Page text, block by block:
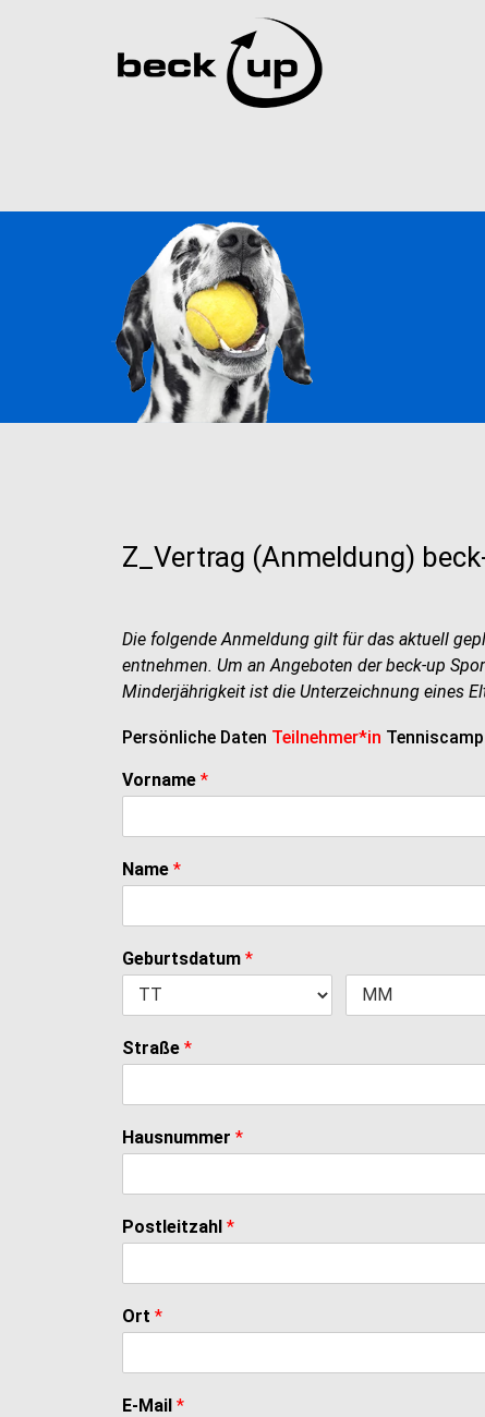
Z_Vertrag (Anmeldung)
Die folgende Anmeldung gilt für das aktuell
entnehmen. Um an Angeboten der beck-up
Minderjährigkeit ist die Unterzeichnung eines
Persönliche Daten Teilnehmer*in Tenniscamp
Vorname *
Name *
Geburtsdatum *
Straße *
Hausnummer *
Postleitzahl *
Ort *
E-Mail *